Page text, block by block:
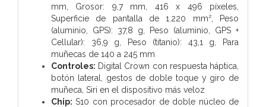
mm, Grosor: 9,7 mm, 416 x 496 píxeles,
Superficie de pantalla de 1.220 mm², Peso
(aluminio, GPS): 37,8 g, Peso (aluminio, GPS +
Cellular): 36,9 g, Peso (titanio): 43,1 g, Para
muñecas de 140 a 245 mm
Controles: Digital Crown con respuesta háptica,
botón lateral, gestos de doble toque y giro de
muñeca, Siri en el dispositivo más veloz
Chip: S10 con procesador de doble núcleo de